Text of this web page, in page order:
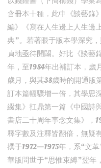
含冊本十種，此中《談藝錄
編》《寫在人生邊上人生邊
典”。若著眼于版本學深究
貞地亟待開闢。好比《談藝
年，至1984年出補訂本，歲
歲月，與其38歲時的開通版
訂本篇幅驟增一倍，其學思
綴集》扛鼎第一篇《中國詩
書店二十周年事念文集》，
釋字數及注釋皆翻倍，無疑
撰于1972—1975年，系“文
華版問世于“思惟束縛”翌年